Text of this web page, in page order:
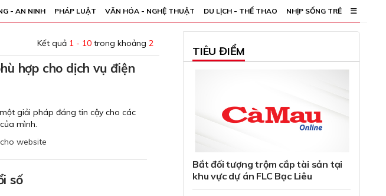
- AN NINH PHÁP LUẬT VĂN HÓA - NGHỆ THUẬT DU LỊCH - THỂ THAO NHỊP SỐNG TRẺ
Kết quả 1 - 10 trong khoảng 2
hợp cho dịch vụ điện
giải pháp đáng tin cậy cho các
mình.
website
số
TIÊU ĐIỂM
Bắt đối tượng trộm cắp tài sản tại
khu vực dự án FLC Bạc Liêu